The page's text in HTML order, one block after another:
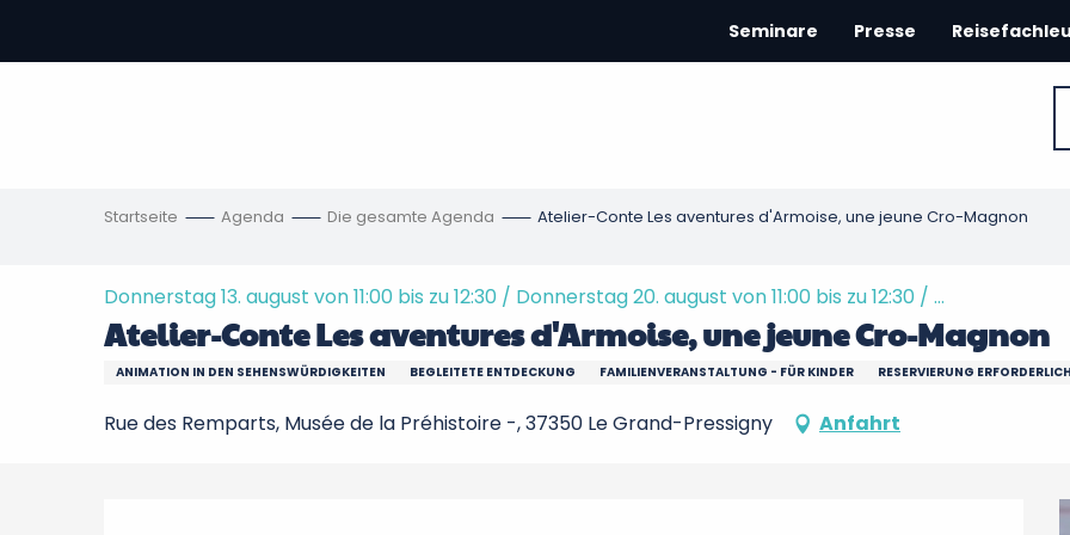
contenu
Seminare Presse
Startseite Agenda Die gesamte Agenda Atelier-Conte Les aventures d'Armoise, une jeune Cro-Magnon
Donnerstag 13. august von 11:00 bis zu 12:30 / Donnerstag 20. august von 11:00 bis zu 12:30 / ...
Atelier-Conte Les aventures d'Armoise, une jeune Cro-Magnon
ANIMATION IN DEN SEHENSWÜRDIGKEITEN BEGLEITETE ENTDECKUNG FAMILIENVERANSTALTUNG - FÜR KINDER RESERVIERUNG ERFORDERLICH
Rue des Remparts, Musée de la Préhistoire -, 37350 Le Grand-Pressigny Anfahrt